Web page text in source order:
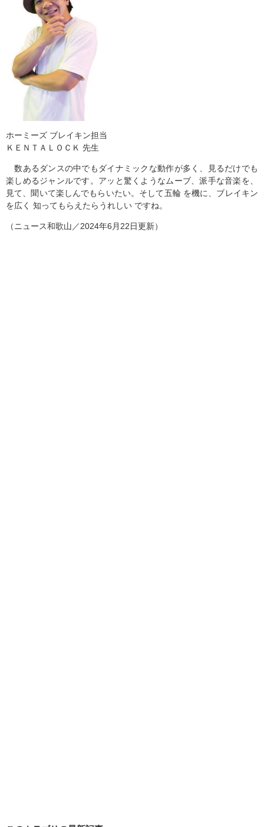
ホーミーズ ブレイキン担当
ＫＥＮＴＡＬＯＣＫ 先生
数あるダンスの中でもダイナミックな動作が多く、見るだけでも
楽しめるジャンルです。アッと驚くようなムーブ、派手な音楽を、
見て、聞いて楽しんでもらいたい。そして五輪 を機に、ブレイキン
を広く 知ってもらえたらうれしい ですね。
（ニュース和歌山／2024年6月22日更新）